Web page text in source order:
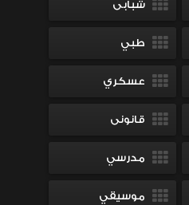
شبابى
طبي
عسكري
قانونى
مدرسي
موسيقي